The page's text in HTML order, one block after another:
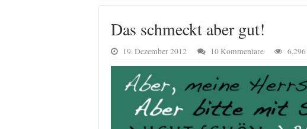
Das schmeckt aber gut!
19. Dezember 2012 10 Kommentare